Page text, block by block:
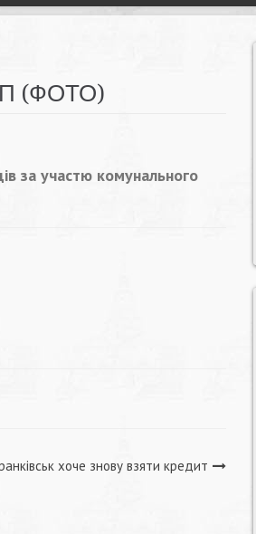
(ФОТО)
за участю комунального
хоче знову взяти кредит